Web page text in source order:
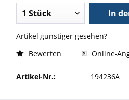
In
Artikel günstiger gesehen?
Bewerten
Online-
Artikel-Nr.: 194236A